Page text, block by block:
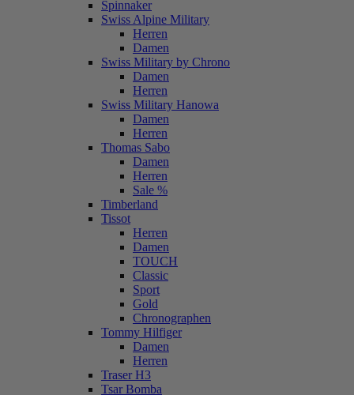
Spinnaker
Swiss Alpine Military
Herren
Damen
Swiss Military by Chrono
Damen
Herren
Swiss Military Hanowa
Damen
Herren
Thomas Sabo
Damen
Herren
Sale %
Timberland
Tissot
Herren
Damen
TOUCH
Classic
Sport
Gold
Chronographen
Tommy Hilfiger
Damen
Herren
Traser H3
Tsar Bomba